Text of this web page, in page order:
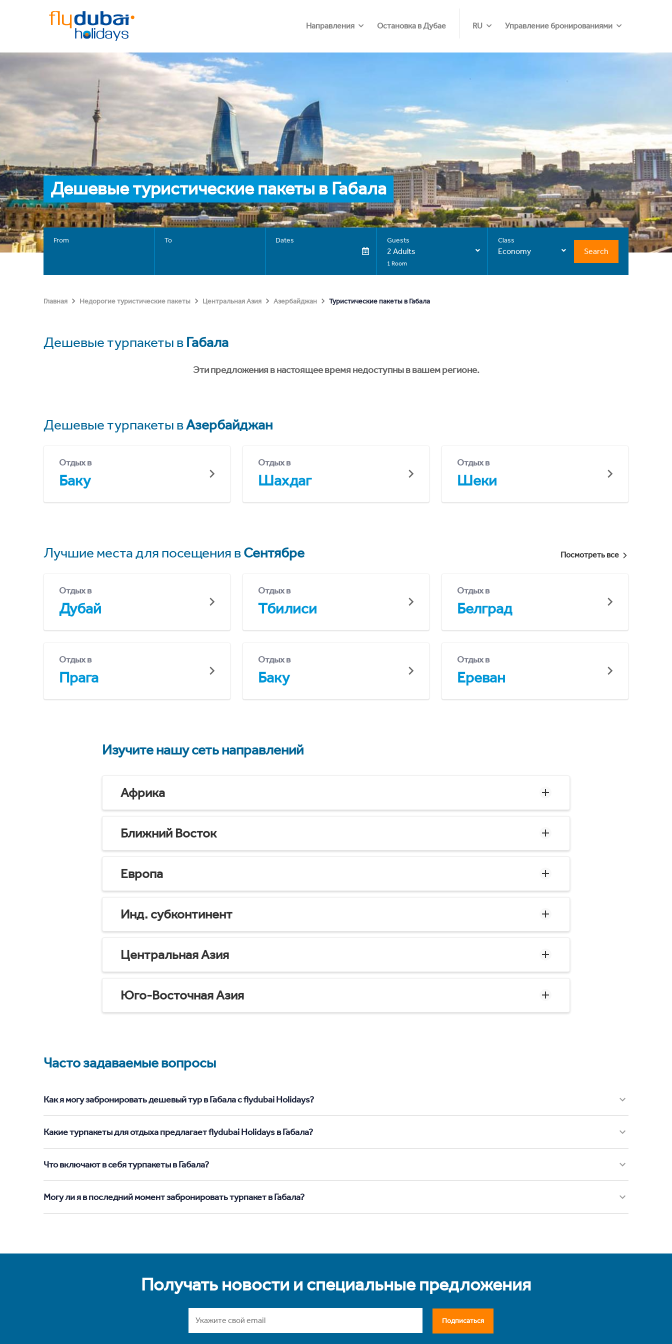
Направления Остановка в Дубае RU Управление бронированиями
Дешевые туристические пакеты в Габала
From To Dates Guests
2 Adults
1 Room
Class
Economy Search
Главная Недорогие туристические пакеты Центральная Азия Азербайджан Туристические пакеты в Габала
Дешевые турпакеты в Габала
Эти предложения в настоящее время недоступны в вашем регионе.
Дешевые турпакеты вАзербайджан
Отдых в
Баку
Отдых в
Шахдаг
Отдых в
Шеки
Лучшие места для посещения вСентябре Посмотреть все
Отдых в
Дубай
Отдых в
Тбилиси
Отдых в
Белград
Отдых в
Прага
Отдых в
Баку
Отдых в
Ереван
Изучите нашу сеть направлений
Африка
Ближний Восток
Европа
Инд. субконтинент
Центральная Азия
Юго-Восточная Азия
Часто задаваемые вопросы
Как я могу забронировать дешевый тур в Габала с flydubai Holidays?
Какие турпакеты для отдыха предлагает flydubai Holidays в Габала?
Что включают в себя турпакеты в Габала?
Могу ли я в последний момент забронировать турпакет в Габала?
Получать новости и специальные предложения
Подписаться